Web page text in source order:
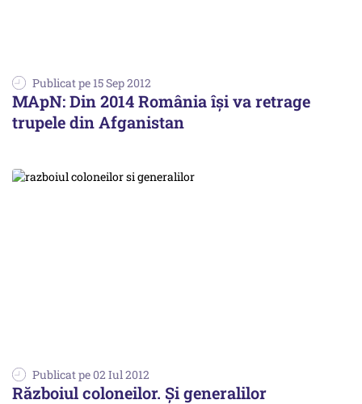
Publicat pe 15 Sep 2012
MApN: Din 2014 România îşi va retrage
trupele din Afganistan
Publicat pe 02 Iul 2012
Războiul coloneilor. Și generalilor